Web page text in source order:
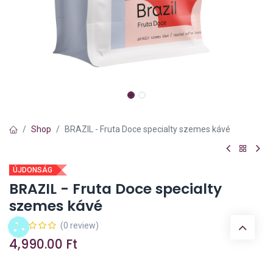
Shop BRAZIL - Fruta Doce specialty szemes kávé
ÚJDONSÁG
BRAZIL - Fruta Doce specialty
szemes kávé
(0 review)
4,990.00 Ft